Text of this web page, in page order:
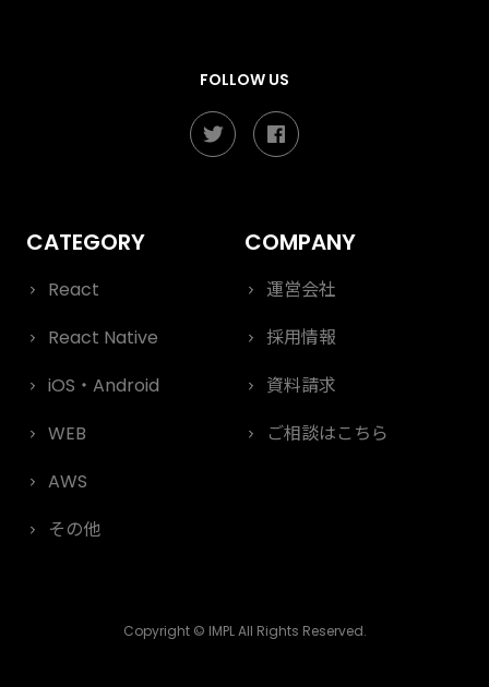
FOLLOW US
React
React Native
iOS・Android
WEB
AWS
その他
運営会社
採用情報
資料請求
ご相談はこちら
Copyright © IMPL All Rights Reserved.